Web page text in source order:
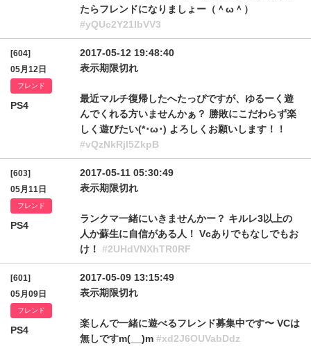
たらフレンドになりましょー（＾ω＾）
#yQUc2Y21IbVV3
[604]
05月12日
フレンド
PS4
2017-05-12 19:48:40
表示期限切れ
最近マルチ復帰したへたっぴですが、ゆるーく遊
んでくれる方いませんかぁ？ 勝敗にこだわらず楽
しく遊びたい(*･ω･) よろしくお願いします！！
#vQzNkRjl5ZkpB
[603]
05月11日
フレンド
PS4
2017-05-11 05:30:49
表示期限切れ
ランクマ一緒にいきませんかー？ キルレ3以上の
人か蘇生に自信がある人！ Vcありでもなしでもお
け！ #2UHdVNXhTR0RF
[601]
05月09日
フレンド
PS4
2017-05-09 13:15:49
表示期限切れ
楽しんで一緒に遊べるフレンド募集中です〜 VCは
無しですm(__)m #xd2J6OUVabDdz